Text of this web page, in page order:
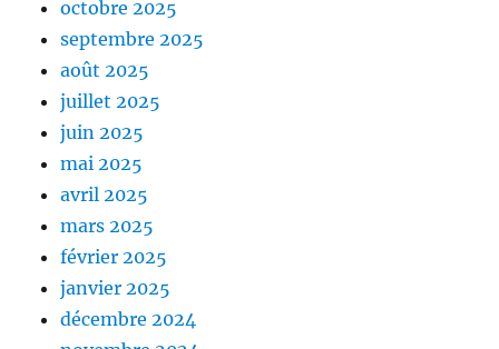
octobre 2025
septembre 2025
août 2025
juillet 2025
juin 2025
mai 2025
avril 2025
mars 2025
février 2025
janvier 2025
décembre 2024